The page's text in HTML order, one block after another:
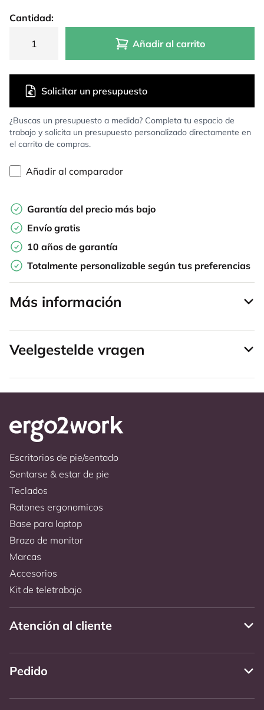
Cantidad:
Añadir al carrito
¿Buscas un presupuesto a medida? Completa tu espacio de
trabajo y solicita un presupuesto personalizado directamente en
el carrito de compras.
Solicitar un presupuesto
Añadir al comparador
Garantía del precio más bajo
Envío gratis
10 años de garantía
Totalmente personalizable según tus preferencias
Más información
Veelgestelde vragen
Escritorios de pie/sentado
Sentarse & estar de pie
Teclados
Ratones ergonomicos
Base para laptop
Brazo de monitor
Marcas
Accesorios
Kit de teletrabajo
Atención al cliente
Pedido